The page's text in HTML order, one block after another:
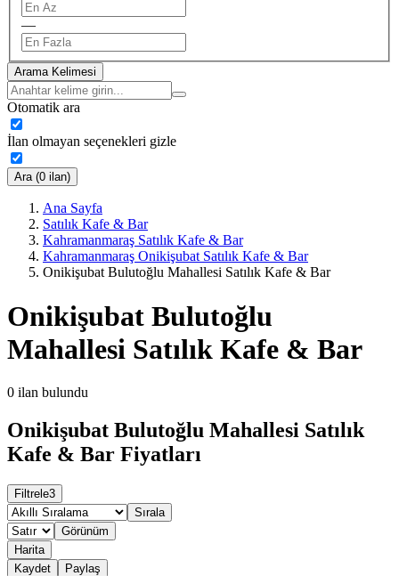
—
Arama Kelimesi
Otomatik ara
İlan olmayan seçenekleri gizle
Ara (0 ilan)
Ana Sayfa
Satılık Kafe & Bar
Kahramanmaraş Satılık Kafe & Bar
Kahramanmaraş Onikişubat Satılık Kafe & Bar
Onikişubat Bulutoğlu Mahallesi Satılık Kafe & Bar
Onikişubat Bulutoğlu
Mahallesi Satılık Kafe & Bar
0 ilan bulundu
Onikişubat Bulutoğlu Mahallesi Satılık
Kafe & Bar Fiyatları
Filtrele3
Sırala
Görünüm
Harita
Kaydet
Paylaş